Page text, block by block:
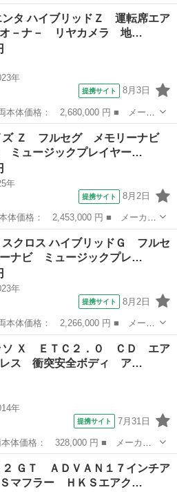
ソ ■ グレード名： Ｘ クツロ
排気量： 1000cc ■ ドア枚数：
ンタ ハイブリッドＺ 運転席エア
－ナ－ リヤカメラ 地…
年
提携サイト 8月3日
ンタ ■ グレード名： ハイブリ
－ナ－ リヤカメラ 地上デジタ
ズ Ｚ フルセグ メモリーナビ
ミュージックプレイヤー…
年
提携サイト 8月2日
ズ ■ グレード名： Ｚ フルセ
ュージックプレイヤー接続可 バ
スクロス ハイブリッドＧ フルセ
ナビ ミュージックプレ…
年
提携サイト 8月2日
スクロス ■ グレード名： ハイ
ナビ ミュージックプレイヤー接続
ソ Ｘ ＥＴＣ２．０ ＣＤ エア
ス 衝突安全ボディ ア…
年
提携サイト 7月31日
ソ ■ グレード名： Ｘ ＥＴＣ
ス 衝突安全ボディ アイドリング
２ ＧＴ ＡＤＶＡＮ１７インチア
マフラー ＨＫＳエアク…